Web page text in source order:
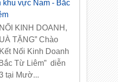
khu vực Nam - Bắc
KINH DOANH,
TẶNG” Chào
Nối Kinh Doanh
Từ Liêm” diễn
tại Mườ...